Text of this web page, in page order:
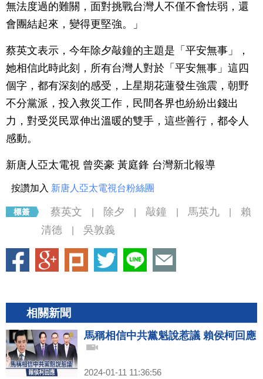
無法度過的難關，面對挑戰台灣人不僅不會怯弱，還
會團結起來，變得更堅強。」
蔡英文表示，今年除夕敲鐘的主題是「平安無事」，
她相信此時此刻，所有台灣人對於「平安無事」這四
個字，都有深刻的感受，上星期花蓮發生強震，朝野
不分黨派，投入救災工作，民間各界也紛紛出錢出
力，對受災民眾伸出溫暖的雙手，這些善行，都令人
感動。
新唐人亞太電視 曾奕豪 黃庭鋒 台灣新北報導
按讚加入 新唐人亞太電視台粉絲團
蔡英文 除夕 敲鐘 馬英九
賴
清德
吳敦義
相關新聞
馬稱相信中共黨魁說惹議 賴侯柯回應
2024-01-11 11:36:56